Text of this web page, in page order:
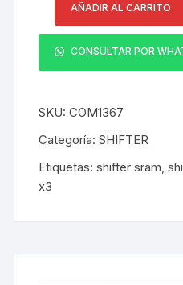
Shifter
Sram
3x7v
cantidad
AÑADIR AL CARRITO
CONSULTAR POR
SKU:COM1367
Categoría:SHIFTER
Etiquetas:shifter sram ,
x3